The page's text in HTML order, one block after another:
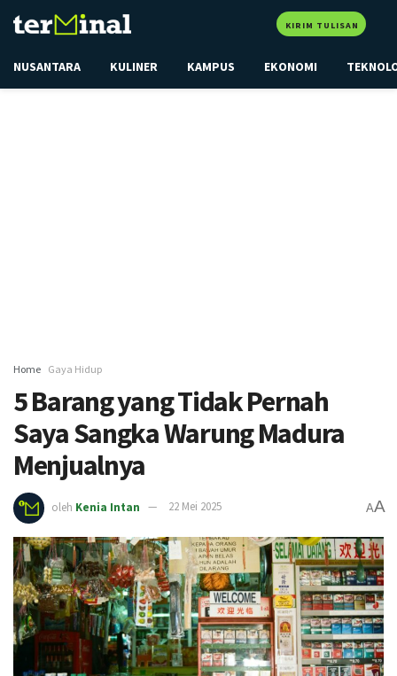
KIRIM TULISAN
NUSANTARA KULINER KAMPUS EKONOMI
Home Gaya Hidup
5 Barang yang Tidak Pernah
Saya Sangka Warung Madura
Menjualnya
oleh Kenia Intan 22 Mei 2025 AA